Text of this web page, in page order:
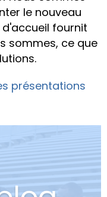
le nouveau
fournit
sommes, ce que
présentations